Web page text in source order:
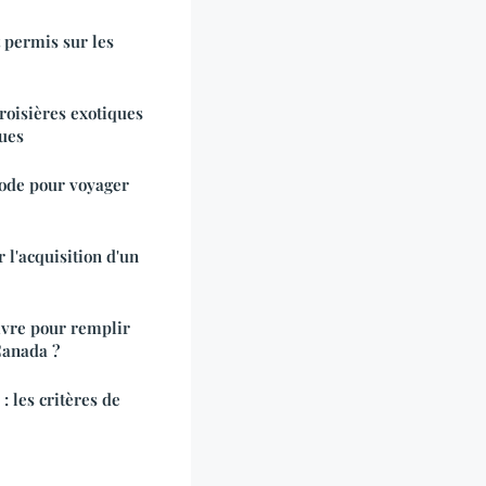
permis sur les
exotiques
pour voyager
l'acquisition d'un
pour remplir
?
: les critères de